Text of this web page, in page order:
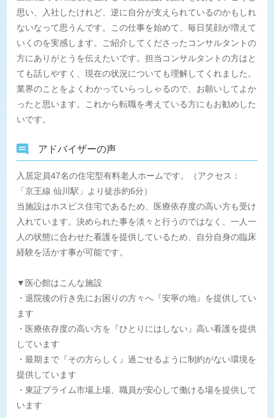
思い、入社したけれど、逆に自分が支えられているのかもしれ
ないなって思うんです。この仕事を始めて、毎日笑顔が増えて
いくのを実感します。ご紹介してくださったコンサルタントの
方にありがとうを伝えたいです。担当コンサルタントの方はと
ても話しやすく、現在の状況についても理解してくれました。
業界のことをよくわかっていらっしゃるので、お願いしてよか
ったと思います。これから転職を考えている方にもお勧めした
いです。
アドバイザーの声
入居定員47名の住宅型有料老人ホームです。（アクセス：
「京王線 仙川駅」より徒歩約6分）
当施設はホスピス住宅であるため、医療依存度の高い方も受け
入れています。決められた事を淡々と行うのではなく、一人一
人の状態に合わせた看護を提供しているため、自分自身の臨床
経験を活かす事が可能です。
▼医心館はこんな施設
・退院後の行き先にお困りの方々へ『安寧の地』を提供してい
ます
・医療依存度の高い方を『ひとりにはしない』高い看護を提供
しています
・最期まで『その方らしく』過ごせるように制約がない環境を
提供しています
・東証プライム市場上場、職員が安心して働ける場を提供して
います